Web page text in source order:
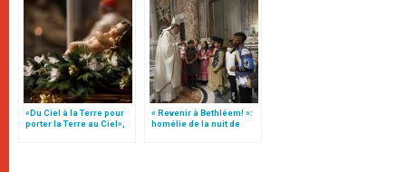
«Du Ciel à la Terre pour
porter la Terre au Ciel»,
« Revenir à Bethléem! »:
homélie de la nuit de